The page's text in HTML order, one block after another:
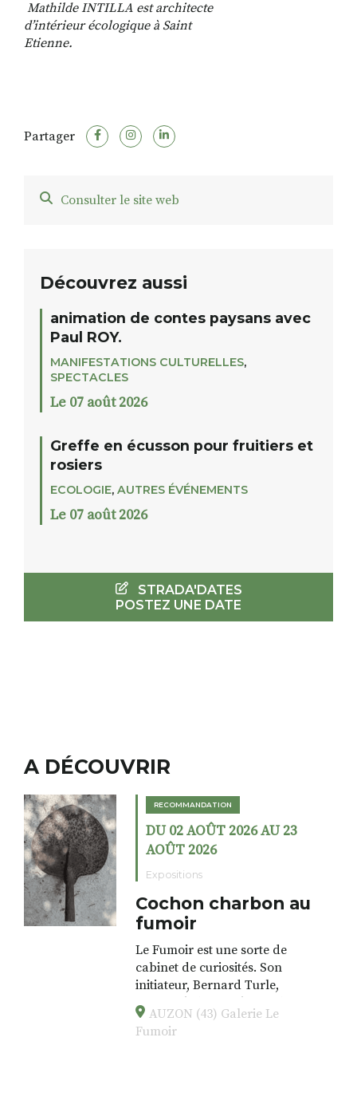
Mathilde INTILLA est architecte
d’intérieur écologique à Saint
Etienne.
Partager
Consulter le site web
Découvrez aussi
animation de contes paysans avec
Paul ROY.
MANIFESTATIONS CULTURELLES,
SPECTACLES
Le 07 août 2026
Greffe en écusson pour fruitiers et
rosiers
ECOLOGIE, AUTRES ÉVÉNEMENTS
Le 07 août 2026
STRADA'DATES
POSTEZ UNE DATE
A DÉCOUVRIR
RECOMMANDATION
DU 02 AOÛT 2026 AU 23
AOÛT 2026
Expositions
Cochon charbon au
fumoir
Le Fumoir est une sorte de
cabinet de curiosités. Son
initiateur, Bernard Turle,
s’amuse à donner à voir des
associations fertiles, graves ou
drôles, parfois fumeuses. Des
AUZON (43) Galerie Le
Fumoir